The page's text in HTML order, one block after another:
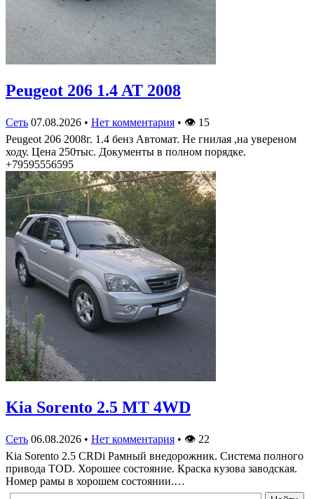
Peugeot 206 1.4 AT 2008
Сеть 07.08.2026 • Нет комментария • 👁 15
Peugeot 206 2008г. 1.4 бенз Автомат. Не гнилая ,на увереном
ходу. Цена 250тыс. Документы в полном порядке.
+79595556595
Kia Sorento 2.5 MT 4WD
Сеть 06.08.2026 • Нет комментария • 👁 22
Kia Sorento 2.5 CRDi Рамный внедорожник. Система полного
привода TOD. Хорошее состояние. Краска кузова заводская.
Номер рамы в хорошем состоянии.…